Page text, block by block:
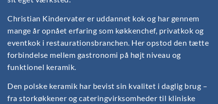
Christian Kindervater er uddannet kok og har gennem
mange år opnået erfaring som køkkenchef, privatkok og
eventkok i restaurationsbranchen. Her opstod den tætte
forbindelse mellem gastronomi på højt niveau og
funktionel keramik.
Den polske keramik har bevist sin kvalitet i daglig brug –
fra storkøkkener og cateringvirksomheder til kliniske